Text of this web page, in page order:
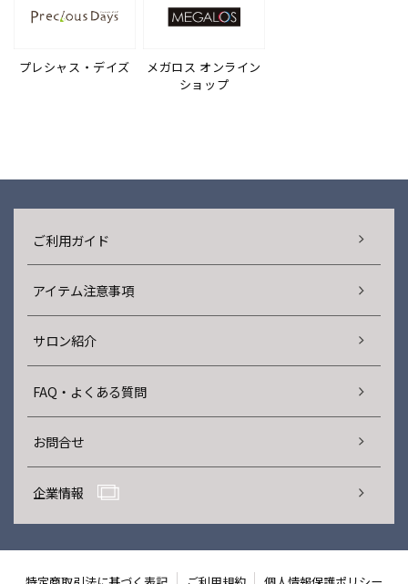
プレシャス・デイズ
メガロス オンライン
ショップ
ご利用ガイド
アイテム注意事項
サロン紹介
FAQ・よくある質問
お問合せ
企業情報